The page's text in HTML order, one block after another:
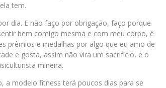
tem.
dia. E não faço por obrigação, faço porque
bem comigo mesma e com meu corpo, é
prêmios e medalhas por algo que eu amo de
e gosta, assim não vira um sacrifício, e o
mineira.
a modelo fitness terá poucos dias para se